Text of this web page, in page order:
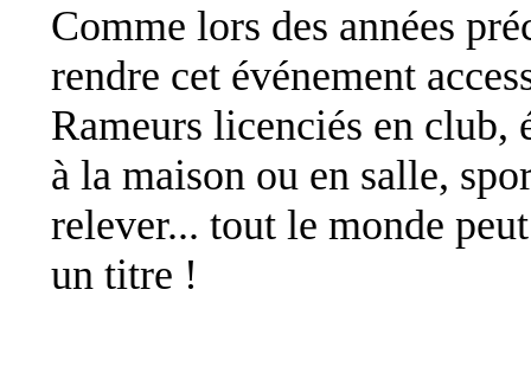
Comme lors des années
rendre cet événement
Rameurs licenciés en club,
à la maison ou en salle,
relever... tout le monde
un titre !